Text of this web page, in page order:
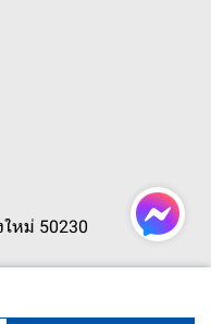
หม่ 50230